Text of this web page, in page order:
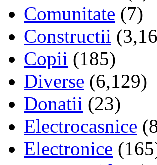
Comunitate (7)
Constructii
Copii (185)
Diverse (6,129)
Donatii (23)
Electrocasnice
Electronice